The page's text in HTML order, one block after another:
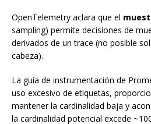
OpenTelemetry aclara que el
sampling) permite decisiones de
derivados de un trace (no posible
cabeza).
La guía de instrumentación de
uso excesivo de etiquetas,
mantener la cardinalidad baja y
la cardinalidad potencial excede